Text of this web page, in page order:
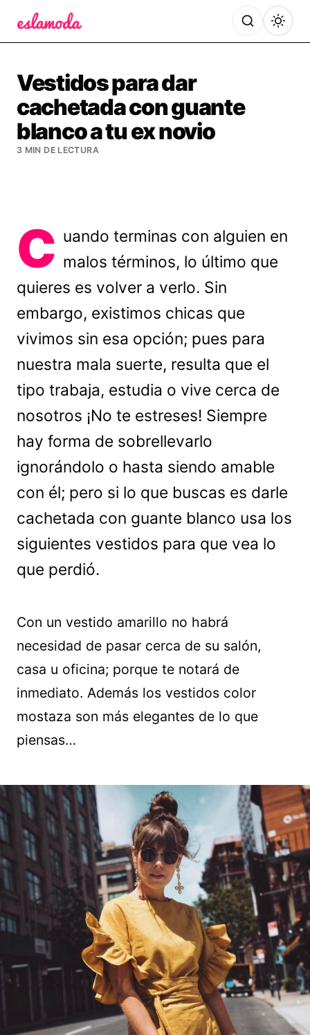
Vestidos para dar
cachetada con guante
blanco a tu ex novio
3 MIN DE LECTURA
C uando terminas con alguien en
malos términos, lo último que
quieres es volver a verlo. Sin
embargo, existimos chicas que
vivimos sin esa opción; pues para
nuestra mala suerte, resulta que el
tipo trabaja, estudia o vive cerca de
nosotros ¡No te estreses! Siempre
hay forma de sobrellevarlo
ignorándolo o hasta siendo amable
con él; pero si lo que buscas es darle
cachetada con guante blanco usa los
siguientes vestidos para que vea lo
que perdió.
Con un vestido amarillo no habrá
necesidad de pasar cerca de su salón,
casa u oficina; porque te notará de
inmediato. Además los vestidos color
mostaza son más elegantes de lo que
piensas…